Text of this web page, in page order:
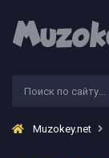
Muzokey.net